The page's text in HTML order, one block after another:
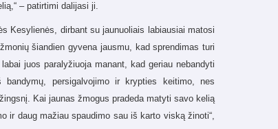
– patirtimi dalijasi ji.
Kesylienės, dirbant su jaunuoliais labiausiai matosi
šiandien gyvena jausmu, kad sprendimas turi
juos paralyžiuoja manant, kad geriau nebandyti
persigalvojimo ir krypties keitimo, nes
Kai jaunas žmogus pradeda matyti savo kelią
ir daug mažiau spaudimo sau iš karto viską žinoti“,